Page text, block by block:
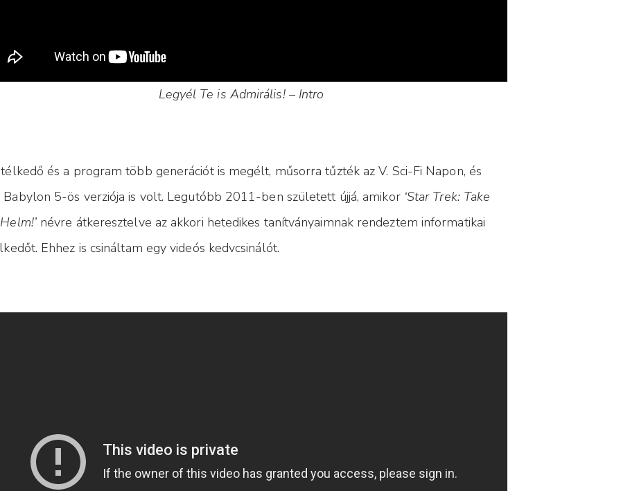
Legyél Te is Admirális! – Intro
és a program több generációt is megélt, műsorra tűzték az V. Sci-Fi Napon, és
Babylon 5-ös verziója is volt. Legutóbb 2011-ben született újjá, amikor ‘Star Trek: Take
névre átkeresztelve az akkori hetedikes tanítványaimnak rendeztem informatikai
Ehhez is csináltam egy videós kedvcsinálót.